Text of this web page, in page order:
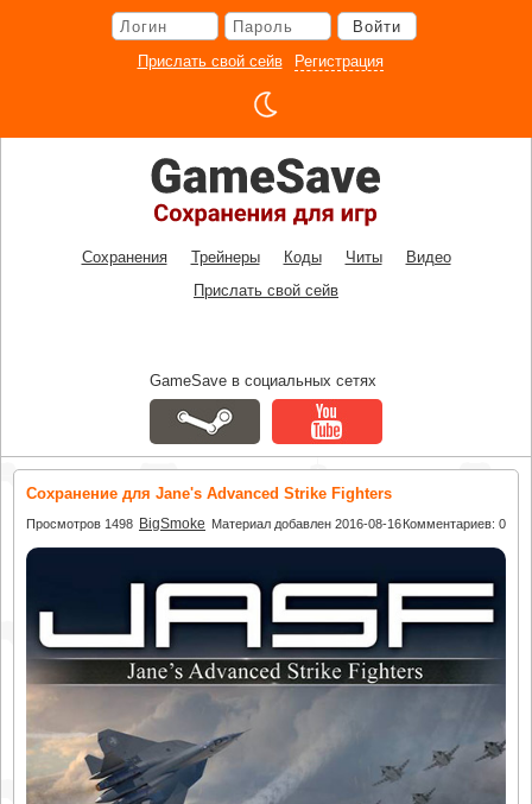
Войти
Прислать свой сейв
Регистрация
Сохранения Трейнеры Коды Читы
Видео
Прислать свой сейв
GameSave в социальных сетях
Сохранение для Jane's Advanced Strike Fighters
Просмотров 1498 BigSmoke Материал добавлен 2016-08-16Комментариев: 0